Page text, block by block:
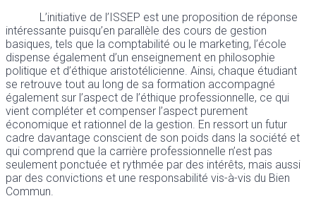
L’initiative de l’ISSEP est une proposition de réponse
intéressante puisqu’en parallèle des cours de gestion
basiques, tels que la comptabilité ou le marketing, l’école
dispense également d’un enseignement en philosophie
politique et d’éthique aristotélicienne. Ainsi, chaque étudiant
se retrouve tout au long de sa formation accompagné
également sur l’aspect de l’éthique professionnelle, ce qui
vient compléter et compenser l’aspect purement
économique et rationnel de la gestion. En ressort un futur
cadre davantage conscient de son poids dans la société et
qui comprend que la carrière professionnelle n’est pas
seulement ponctuée et rythmée par des intérêts, mais aussi
par des convictions et une responsabilité vis-à-vis du Bien
Commun.